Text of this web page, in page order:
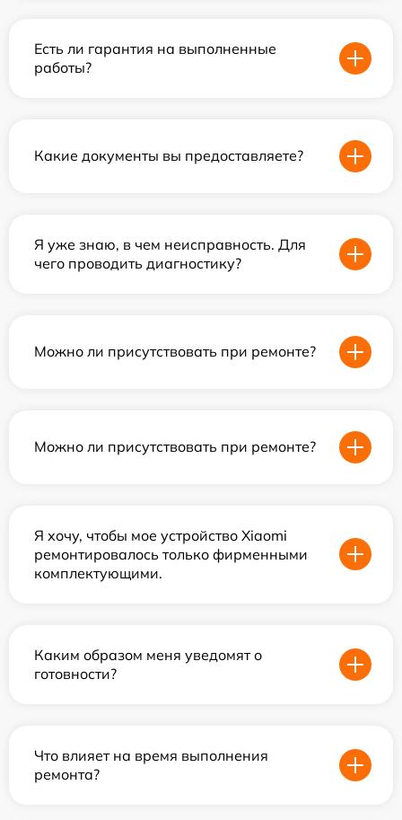
Есть ли гарантия на выполненные
работы?
Какие документы вы предоставляете?
Я уже знаю, в чем неисправность. Для
чего проводить диагностику?
Можно ли присутствовать при ремонте?
Можно ли присутствовать при ремонте?
Я хочу, чтобы мое устройство Xiaomi
ремонтировалось только фирменными
комплектующими.
Каким образом меня уведомят о
готовности?
Что влияет на время выполнения
ремонта?